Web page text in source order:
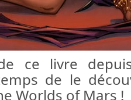
ce livre
de le
Worlds of Mars !